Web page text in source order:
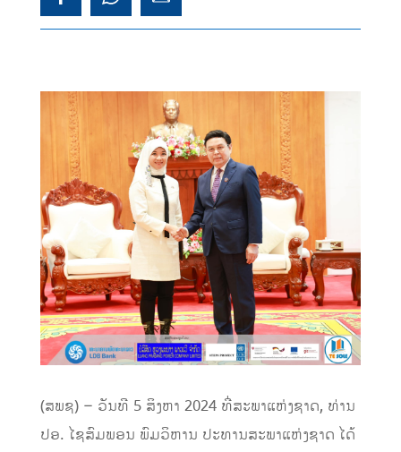
(ສພຊ) – ວັນທີ 5 ສິງຫາ 2024 ທີ່ສະພາແຫ່ງຊາດ, ທ່ານ
ປອ. ໄຊສົມພອນ ພົມວິຫານ ປະທານສະພາແຫ່ງຊາດ ໄດ້